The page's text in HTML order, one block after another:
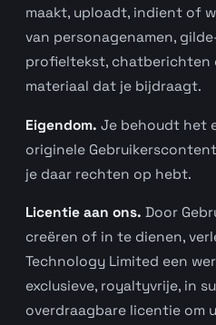
maakt, uploadt, indient of
van personagenamen,
profieltekst, chatberichten
materiaal dat je bijdraagt.
Eigendom. Je behoudt het
originele
je daar rechten op hebt.
Licentie aan ons. Door
creëren of in te dienen,
Technology Limited een
exclusieve, royaltyvrije, in
overdraagbare licentie om